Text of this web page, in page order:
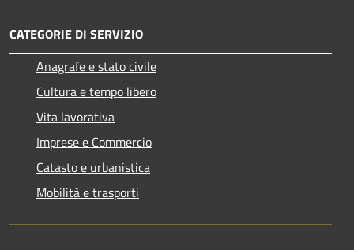
CATEGORIE DI SERVIZIO
Anagrafe e stato civile
Cultura e tempo libero
Vita lavorativa
Imprese e Commercio
Catasto e urbanistica
Mobilità e trasporti